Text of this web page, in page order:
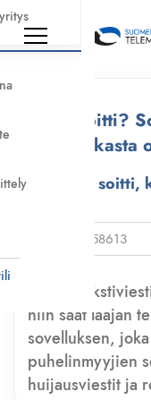
Kuka soitti?
Kuka
Lähetä
niin saat laajan
sovelluksen,
puhelinmyyjien
huijausviestit ja